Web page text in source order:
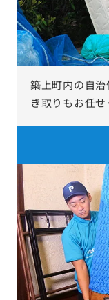
築上町内の自
き取りもお任せ